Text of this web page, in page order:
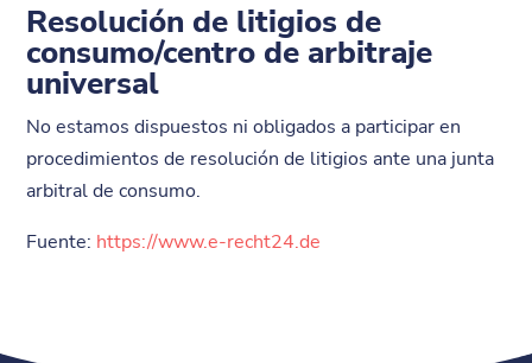
Resolución de litigios de
consumo/centro de arbitraje
universal
No estamos dispuestos ni obligados a participar en
procedimientos de resolución de litigios ante una junta
arbitral de consumo.
Fuente: https://www.e-recht24.de